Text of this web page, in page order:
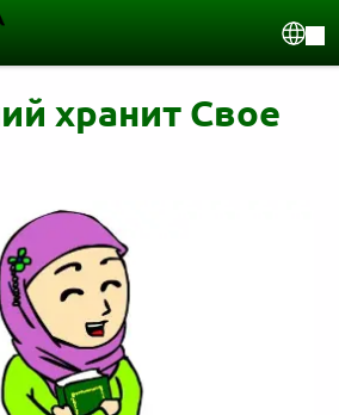
содержанию
хранит Свое